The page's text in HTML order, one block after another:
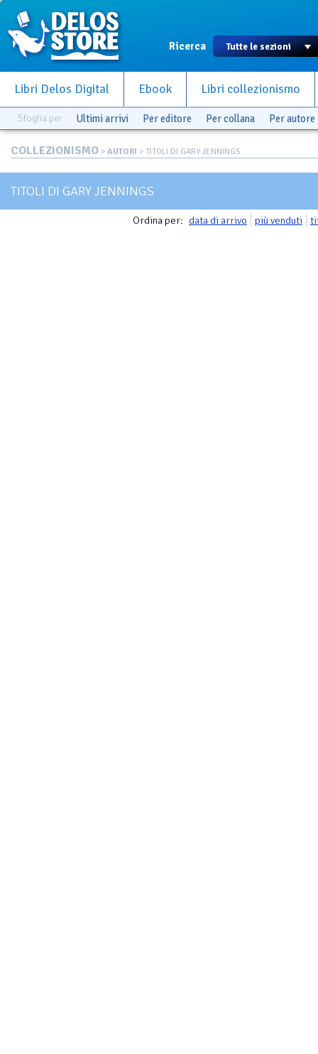
Ricerca
Libri Delos Digital Ebook Libri collezionismo
Sfoglia per Ultimi arrivi Per editore Per collana Per autore
COLLEZIONISMO > AUTORI > TITOLI DI GARY JENNINGS
TITOLI DI GARY JENNINGS
Ordina per: data di arrivo più venduti